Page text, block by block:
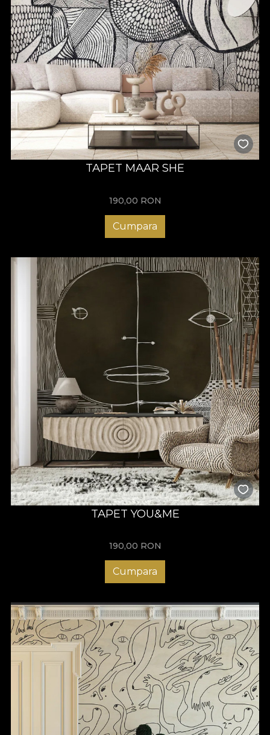
TAPET MAAR SHE
190,00 RON
Cumpara
TAPET YOU&ME
190,00 RON
Cumpara